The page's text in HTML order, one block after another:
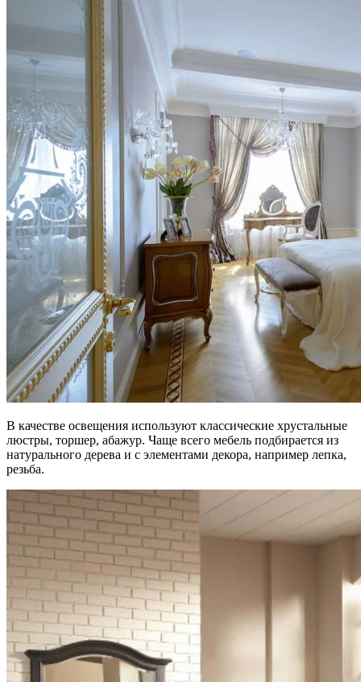
В качестве освещения используют классические хрустальные
люстры, торшер, абажур. Чаще всего мебель подбирается из
натурального дерева и с элементами декора, например лепка,
резьба.